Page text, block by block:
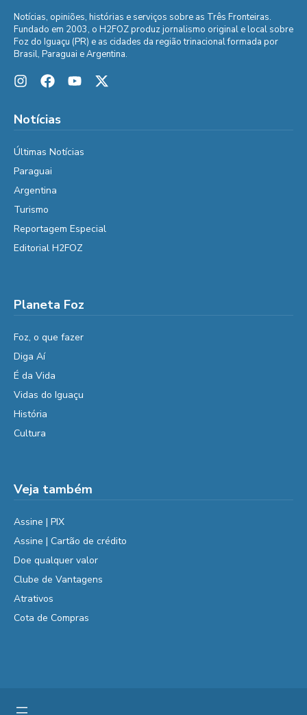
Notícias, opiniões, histórias e serviços sobre as Três Fronteiras.
Fundado em 2003, o H2FOZ produz jornalismo original e local sobre
Foz do Iguaçu (PR) e as cidades da região trinacional formada por
Brasil, Paraguai e Argentina.
Notícias
Últimas Notícias
Paraguai
Argentina
Turismo
Reportagem Especial
Editorial H2FOZ
Planeta Foz
Foz, o que fazer
Diga Aí
É da Vida
Vidas do Iguaçu
História
Cultura
Veja também
Assine | PIX
Assine | Cartão de crédito
Doe qualquer valor
Clube de Vantagens
Atrativos
Cota de Compras